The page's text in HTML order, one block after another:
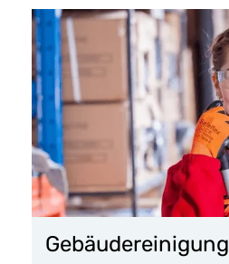
Gebäudereinigung